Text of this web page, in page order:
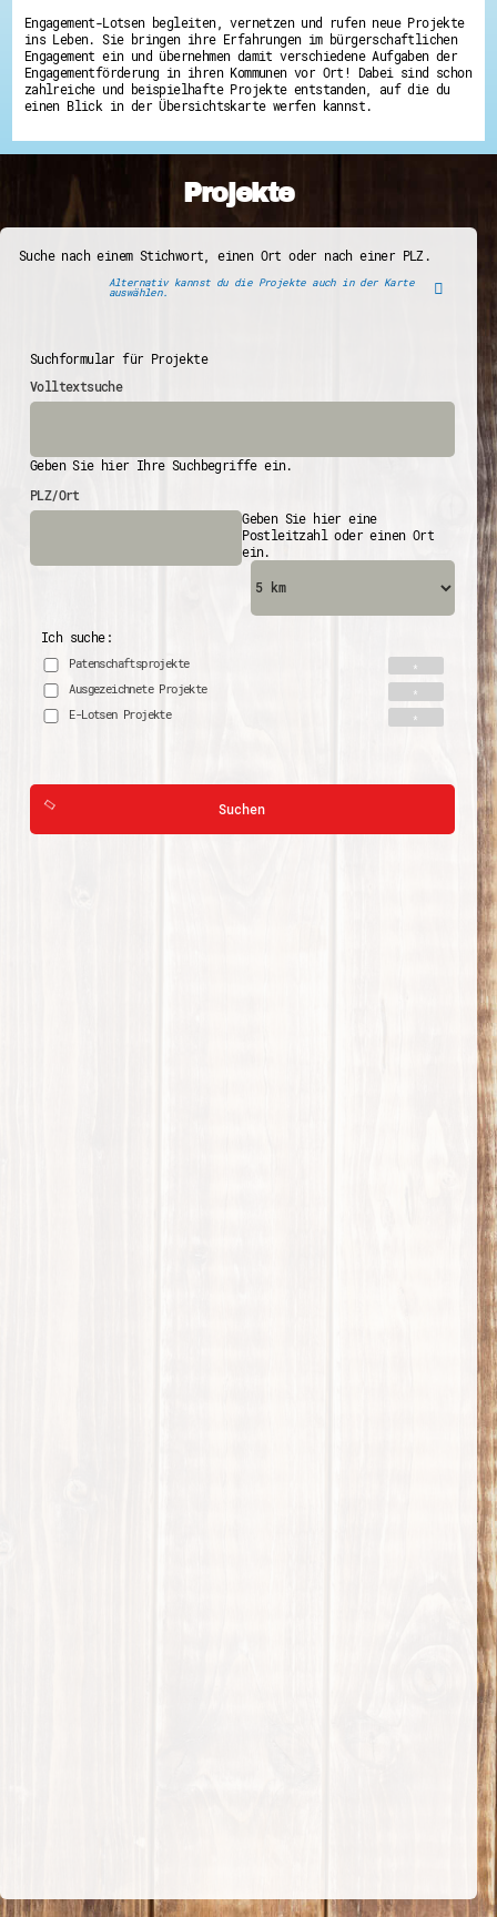
Engagement-Lotsen begleiten, vernetzen und rufen neue Projekte
ins Leben. Sie bringen ihre Erfahrungen im bürgerschaftlichen
Engagement ein und übernehmen damit verschiedene Aufgaben der
Engagementförderung in ihren Kommunen vor Ort! Dabei sind schon
zahlreiche und beispielhafte Projekte entstanden, auf die du
einen Blick in der Übersichtskarte werfen kannst.
Projekte
Suche nach einem Stichwort, einen Ort oder nach einer PLZ.
Alternativ kannst du die Projekte auch in der Karte
auswählen.
Suchformular für Projekte
Volltextsuche
Geben Sie hier Ihre Suchbegriffe ein.
PLZ/Ort
Geben Sie hier eine
Postleitzahl oder einen Ort
ein.
Ich suche:
Patenschaftsprojekte
Ausgezeichnete Projekte
E-Lotsen Projekte
Suchen